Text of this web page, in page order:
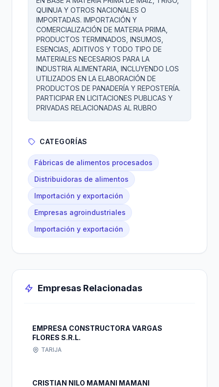
QUINUA Y OTROS NACIONALES O
IMPORTADAS. IMPORTACIÓN Y
COMERCIALIZACIÓN DE MATERIA PRIMA,
PRODUCTOS TERMINADOS, INSUMOS,
ESENCIAS, ADITIVOS Y TODO TIPO DE
MATERIALES NECESARIOS PARA LA
INDUSTRIA ALIMENTARIA, INCLUYENDO LOS
UTILIZADOS EN LA ELABORACIÓN DE
PRODUCTOS DE PANADERÍA Y REPOSTERÍA.
PARTICIPAR EN LICITACIONES PUBLICAS Y
PRIVADAS RELACIONADAS AL RUBRO
CATEGORÍAS
Fábricas de alimentos procesados
Distribuidoras de alimentos
Importación y exportación
Empresas agroindustriales
Importación y exportación
Empresas Relacionadas
EMPRESA CONSTRUCTORA VARGAS
FLORES S.R.L.
TARIJA
CRISTIAN NILO MAMANI MAMANI